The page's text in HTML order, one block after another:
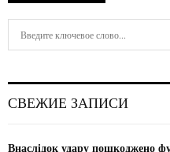
h
o
СВЕЖИЕ ЗАПИСИ
Внаслідок удару пошкоджено